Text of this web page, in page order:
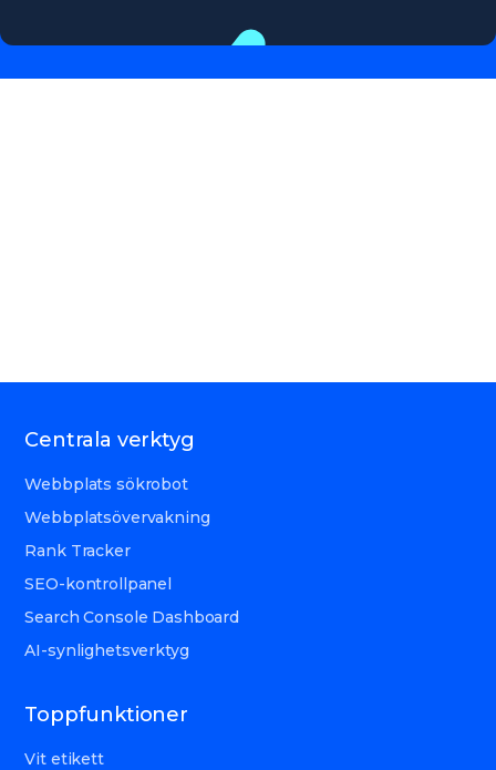
Centrala verktyg
Webbplats sökrobot
Webbplatsövervakning
Rank Tracker
SEO-kontrollpanel
Search Console Dashboard
AI-synlighetsverktyg
Toppfunktioner
Vit etikett